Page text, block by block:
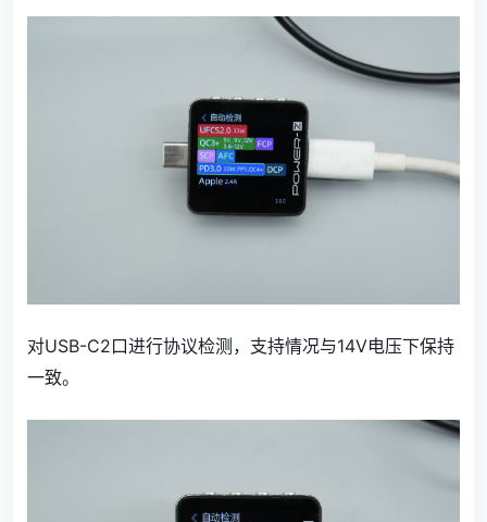
对USB-C2口进行协议检测，支持情况与14V电压下保持
一致。